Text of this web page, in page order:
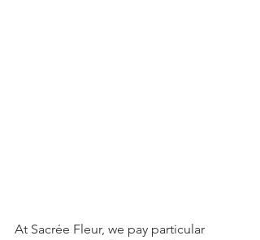
At Sacrée Fleur, we pay particular